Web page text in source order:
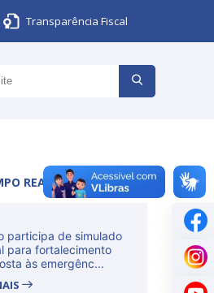
Transparência Fiscal
REAL
participa de simulado
para fortalecimento
às emergênc...